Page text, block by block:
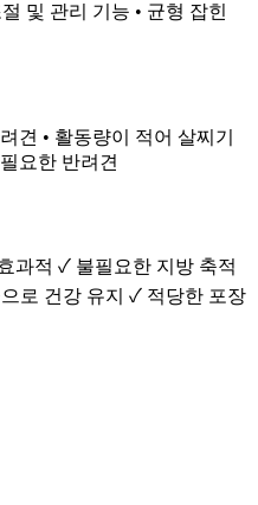
및 관리 기능 • 균형 잡힌
견 • 활동량이 적어 살찌기
요한 반려견
과적 ✓ 불필요한 지방 축적
로 건강 유지 ✓ 적당한 포장